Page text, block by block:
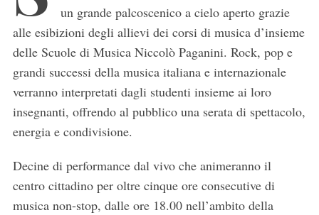
un grande palcoscenico a cielo aperto grazie
alle esibizioni degli allievi dei corsi di musica d’insieme
delle Scuole di Musica Niccolò Paganini. Rock, pop e
grandi successi della musica italiana e internazionale
verranno interpretati dagli studenti insieme ai loro
insegnanti, offrendo al pubblico una serata di spettacolo,
energia e condivisione.
Decine di performance dal vivo che animeranno il
centro cittadino per oltre cinque ore consecutive di
musica non-stop, dalle ore 18.00 nell’ambito della